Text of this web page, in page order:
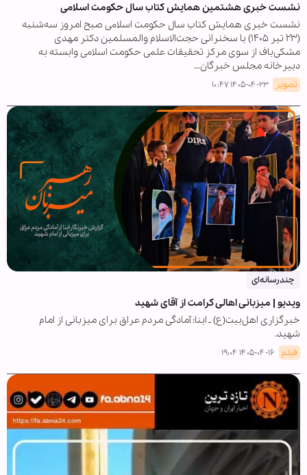
نشست خبری هشتمین همایش کتاب سال حکومت اسلامی
نشست خبری همایش کتاب سال حکومت اسلامی صبح امروز سه‌شنبه
(۲۳ تیر ۱۴۰۵) با سخنرانی حجت‌الاسلام والمسلمین دکتر مهدی
مشکی‌باف از سوی مرکز تحقیقات علمی حکومت اسلامی وابسته به
دبیرخانه مجلس خبرگان…
تصویر ۱۴۰۵-۰۴-۲۳ ۱۰:۴۷
چندرسانه‌ای
ویدیو | میزبانی اهالی کرامت از آقای شهید
خبرگزاری اهل‌بیت(ع) ـ ابنا: آمادگی مردم عراق برای میزبانی از امام
شهید.
فیلم ۱۴۰۵-۰۴-۱۶ ۱۹:۰۴